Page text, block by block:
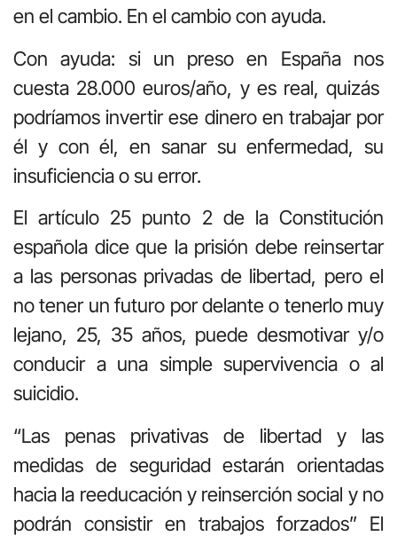
en el cambio. En el cambio con ayuda.
Con ayuda: si un preso en España nos
cuesta 28.000 euros/año, y es real, quizás
podríamos invertir ese dinero en trabajar por
él y con él, en sanar su enfermedad, su
insuficiencia o su error.
El artículo 25 punto 2 de la Constitución
española dice que la prisión debe reinsertar
a las personas privadas de libertad, pero el
no tener un futuro por delante o tenerlo muy
lejano, 25, 35 años, puede desmotivar y/o
conducir a una simple supervivencia o al
suicidio.
“Las penas privativas de libertad y las
medidas de seguridad estarán orientadas
hacia la reeducación y reinserción social y no
podrán consistir en trabajos forzados” El